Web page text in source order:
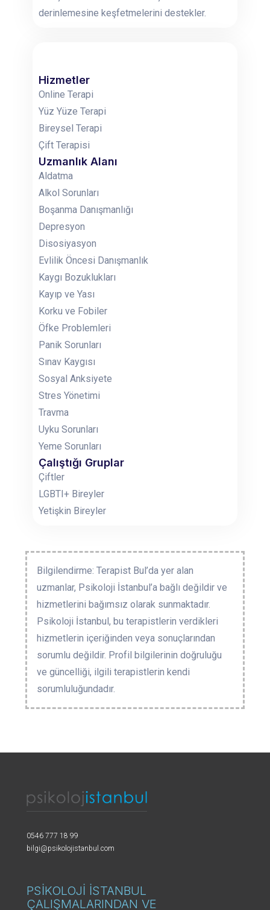
derinlemesine keşfetmelerini destekler.
Hizmetler
Online Terapi
Yüz Yüze Terapi
Bireysel Terapi
Çift Terapisi
Uzmanlık Alanı
Aldatma
Alkol Sorunları
Boşanma Danışmanlığı
Depresyon
Disosiyasyon
Evlilik Öncesi Danışmanlık
Kaygı Bozuklukları
Kayıp ve Yası
Korku ve Fobiler
Öfke Problemleri
Panik Sorunları
Sınav Kaygısı
Sosyal Anksiyete
Stres Yönetimi
Travma
Uyku Sorunları
Yeme Sorunları
Çalıştığı Gruplar
Çiftler
LGBTI+ Bireyler
Yetişkin Bireyler
Bilgilendirme: Terapist Bul’da yer alan
uzmanlar, Psikoloji İstanbul’a bağlı değildir ve
hizmetlerini bağımsız olarak sunmaktadır.
Psikoloji İstanbul, bu terapistlerin verdikleri
hizmetlerin içeriğinden veya sonuçlarından
sorumlu değildir. Profil bilgilerinin doğruluğu
ve güncelliği, ilgili terapistlerin kendi
sorumluluğundadır.
0546 777 18 99
bilgi@psikolojistanbul.com
PSİKOLOJİ İSTANBUL
ÇALIŞMALARINDAN VE